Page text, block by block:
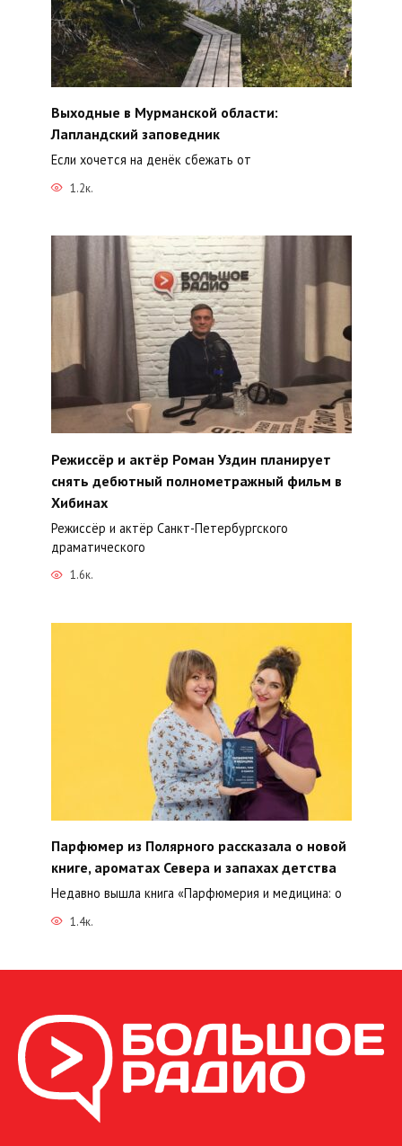
Выходные в Мурманской области:
Лапландский заповедник
Если хочется на денёк сбежать от
1.2к.
Режиссёр и актёр Роман Уздин планирует
снять дебютный полнометражный фильм в
Хибинах
Режиссёр и актёр Санкт-Петербургского
драматического
1.6к.
Парфюмер из Полярного рассказала о новой
книге, ароматах Севера и запахах детства
Недавно вышла книга «Парфюмерия и медицина: о
1.4к.